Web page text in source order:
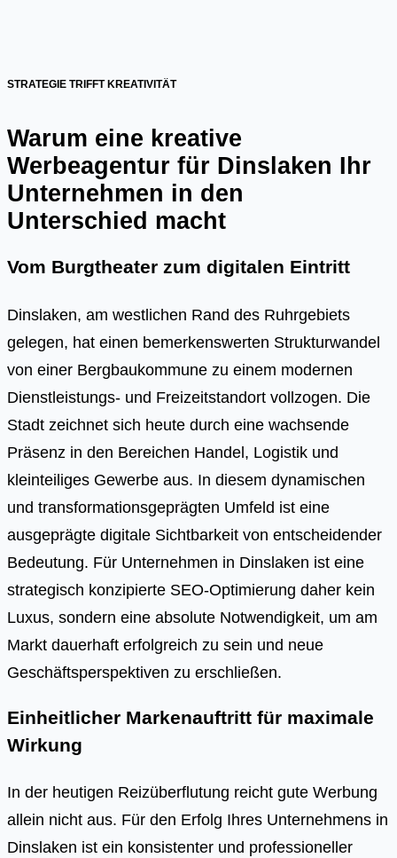
STRATEGIE TRIFFT KREATIVITÄT
Warum eine kreative
Werbeagentur für Dinslaken Ihr
Unternehmen in den
Unterschied macht
Vom Burgtheater zum digitalen Eintritt
Dinslaken, am westlichen Rand des Ruhrgebiets
gelegen, hat einen bemerkenswerten Strukturwandel
von einer Bergbaukommune zu einem modernen
Dienstleistungs- und Freizeitstandort vollzogen. Die
Stadt zeichnet sich heute durch eine wachsende
Präsenz in den Bereichen Handel, Logistik und
kleinteiliges Gewerbe aus. In diesem dynamischen
und transformationsgeprägten Umfeld ist eine
ausgeprägte digitale Sichtbarkeit von entscheidender
Bedeutung. Für Unternehmen in Dinslaken ist eine
strategisch konzipierte SEO-Optimierung daher kein
Luxus, sondern eine absolute Notwendigkeit, um am
Markt dauerhaft erfolgreich zu sein und neue
Geschäftsperspektiven zu erschließen.
Einheitlicher Markenauftritt für maximale
Wirkung
In der heutigen Reizüberflutung reicht gute Werbung
allein nicht aus. Für den Erfolg Ihres Unternehmens in
Dinslaken ist ein konsistenter und professioneller